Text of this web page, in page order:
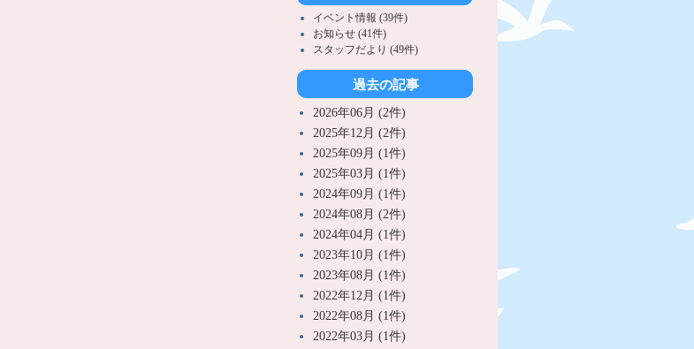
イベント情報 (39件)
お知らせ (41件)
スタッフだより (49件)
過去の記事
2026年06月 (2件)
2025年12月 (2件)
2025年09月 (1件)
2025年03月 (1件)
2024年09月 (1件)
2024年08月 (2件)
2024年04月 (1件)
2023年10月 (1件)
2023年08月 (1件)
2022年12月 (1件)
2022年08月 (1件)
2022年03月 (1件)